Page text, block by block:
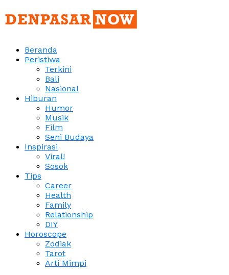
Beranda
Peristiwa
Terkini
Bali
Nasional
Hiburan
Humor
Musik
Film
Seni Budaya
Inspirasi
Viral!
Sosok
Tips
Career
Health
Family
Relationship
DIY
Horoscope
Zodiak
Tarot
Arti Mimpi